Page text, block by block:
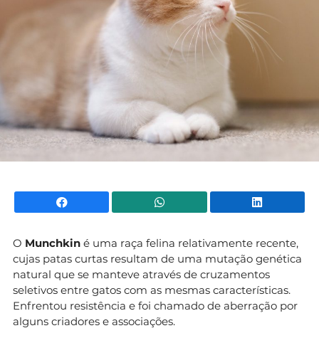
Facebook WhatsApp
O Munchkin é uma raça felina relativamente recente,
cujas patas curtas resultam de uma mutação genética
natural que se manteve através de cruzamentos
seletivos entre gatos com as mesmas características.
Enfrentou resistência e foi chamado de aberração por
alguns criadores e associações.